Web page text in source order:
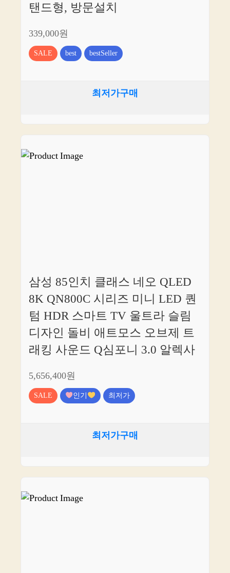
탠드형, 방문설치
339,000원
SALE best bestSeller
최저가구매
삼성 85인치 클래스 네오 QLED
8K QN800C 시리즈 미니 LED 퀀
텀 HDR 스마트 TV 울트라 슬림
디자인 돌비 애트모스 오브제 트
래킹 사운드 Q심포니 3.0 알렉사
5,656,400원
SALE 인기 최저가
최저가구매